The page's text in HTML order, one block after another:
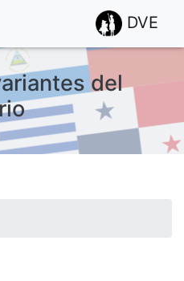
DVE
del